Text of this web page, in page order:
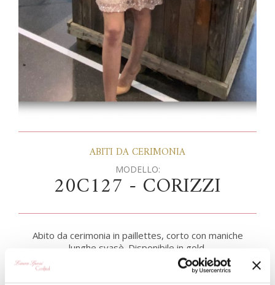
ABITI DA CERIMONIA
MODELLO:
20C127 - CORIZZI
Abito da cerimonia in paillettes, corto con maniche
lunghe svasè. Disponibile in gold.